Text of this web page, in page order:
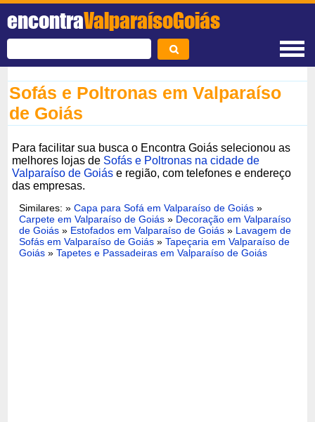
encontraValparaísoGoiás
Sofás e Poltronas em Valparaíso
de Goiás
Para facilitar sua busca o Encontra Goiás selecionou as
melhores lojas de Sofás e Poltronas na cidade de
Valparaíso de Goiás e região, com telefones e endereço
das empresas.
Similares: »Capa para Sofá em Valparaíso de Goiás »
Carpete em Valparaíso de Goiás » Decoração em Valparaíso
de Goiás » Estofados em Valparaíso de Goiás » Lavagem de
Sofás em Valparaíso de Goiás »Tapeçaria em Valparaíso de
Goiás »Tapetes e Passadeiras em Valparaíso de Goiás